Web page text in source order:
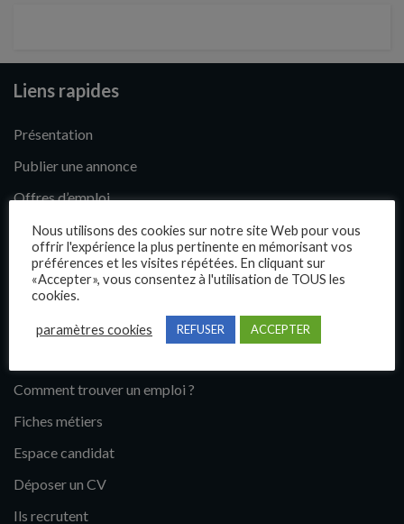
Liens rapides
Présentation
Publier une annonce
Offres d’emploi
Questions fréquentes
Blog
Contact
Comment trouver un emploi ?
Fiches métiers
Espace candidat
Déposer un CV
Ils recrutent
Nous utilisons des cookies sur notre site Web pour vous
offrir l'expérience la plus pertinente en mémorisant vos
préférences et les visites répétées. En cliquant sur
«Accepter», vous consentez à l'utilisation de TOUS les
cookies.
paramètres cookies REFUSER ACCEPTER